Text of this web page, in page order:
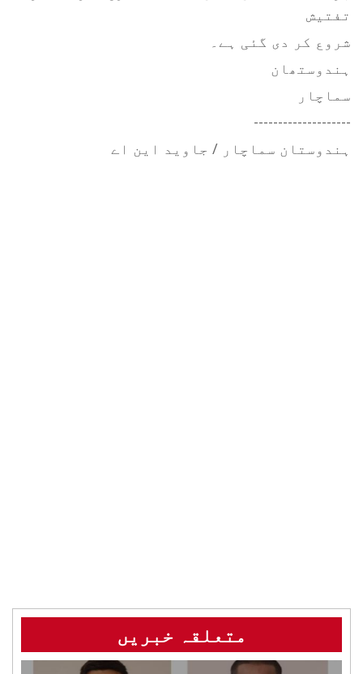
تفتیش
شروع کر دی گئی ہے۔
ہندوستھان
سماچار
--------------------
ہندوستان سماچار / جاوید این اے
متعلقہ خبریں